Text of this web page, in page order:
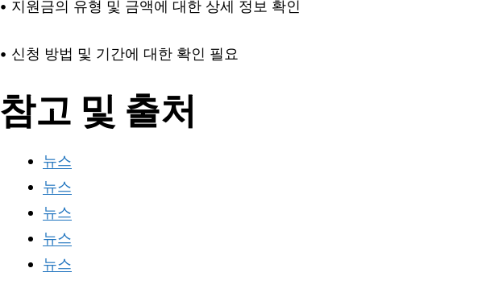
• 지원금의 유형 및 금액에 대한 상세 정보 확인
• 신청 방법 및 기간에 대한 확인 필요
참고 및 출처
뉴스
뉴스
뉴스
뉴스
뉴스